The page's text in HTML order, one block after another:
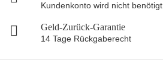
Kundenkonto wird nicht benötigt
Geld-Zurück-Garantie
14 Tage Rückgaberecht